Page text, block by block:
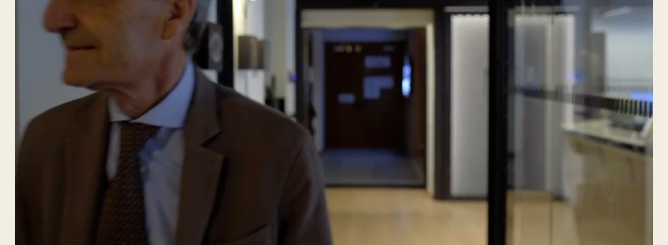
Condividi questa Storia, sulle tue piattaforme preferite! PinterestEmail
Post correlati